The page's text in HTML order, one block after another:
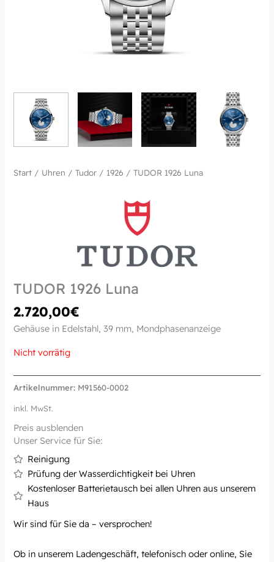
Start / Uhren /Tudor / 1926 / TUDOR 1926 Luna
TUDOR 1926 Luna
2.720,00€
Gehäuse in Edelstahl, 39 mm, Mondphasenanzeige
Nicht vorrätig
Artikelnummer: M91560-0002
inkl. MwSt.
Preis ausblenden
Unser Service für Sie:
Reinigung
Prüfung der Wasserdichtigkeit bei Uhren
Kostenloser Batterietausch bei allen Uhren aus unserem
Haus
Wir sind für Sie da – versprochen!
Ob in unserem Ladengeschäft, telefonisch oder online, Sie